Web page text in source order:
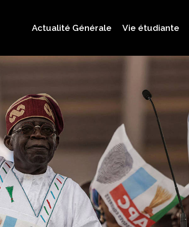
Actualité Générale Vie étudiante